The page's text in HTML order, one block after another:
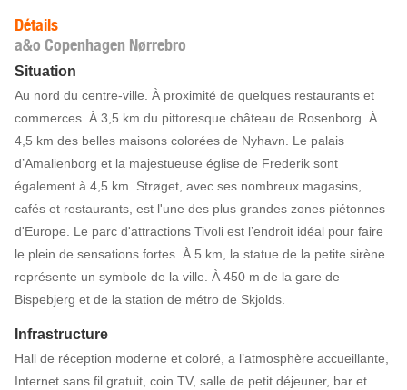
Détails
a&o Copenhagen Nørrebro
Situation
Au nord du centre-ville. À proximité de quelques restaurants et
commerces. À 3,5 km du pittoresque château de Rosenborg. À
4,5 km des belles maisons colorées de Nyhavn. Le palais
d’Amalienborg et la majestueuse église de Frederik sont
également à 4,5 km. Strøget, avec ses nombreux magasins,
cafés et restaurants, est l'une des plus grandes zones piétonnes
d'Europe. Le parc d'attractions Tivoli est l’endroit idéal pour faire
le plein de sensations fortes. À 5 km, la statue de la petite sirène
représente un symbole de la ville. À 450 m de la gare de
Bispebjerg et de la station de métro de Skjolds.
Infrastructure
Hall de réception moderne et coloré, a l’atmosphère accueillante,
Internet sans fil gratuit, coin TV, salle de petit déjeuner, bar et